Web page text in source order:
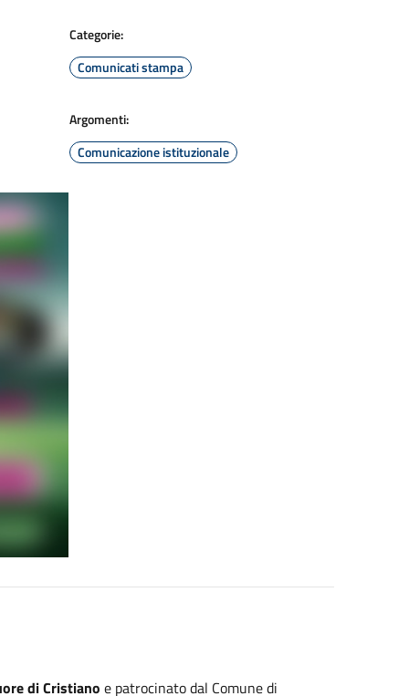
Categorie:
Comunicati stampa
Argomenti:
Comunicazione istituzionale
di Cristiano e patrocinato dal Comune di